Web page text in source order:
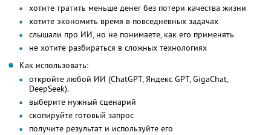
хотите тратить меньше денег без потери качества жизни
хотите экономить время в повседневных задачах
слышали про ИИ, но не понимаете, как его применять
не хотите разбираться в сложных технологиях
Как использовать:
откройте любой ИИ (ChatGPT, Яндекс GPT, GigaChat,
DeepSeek).
выберите нужный сценарий
скопируйте готовый запрос
получите результат и используйте его